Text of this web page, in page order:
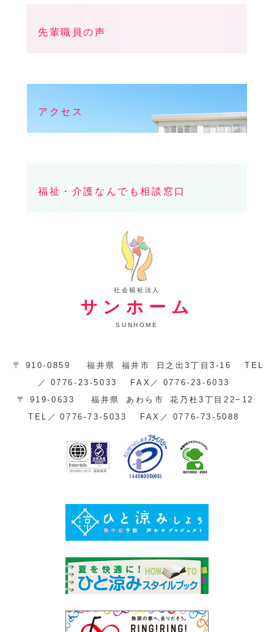
先輩職員の声
アクセス
福祉・介護なんでも相談窓口
社会福祉法人
サンホーム
SUNHOME
〒 910-0859 福井県 福井市 日之出3丁目3-16
TEL
／
0776-23-5033 FAX／
0776-23-6033
〒
919-0633 福井県 あわら市
花乃杜3丁目22−12
TEL／
0776-73-5033 FAX／ 0776-73-5088